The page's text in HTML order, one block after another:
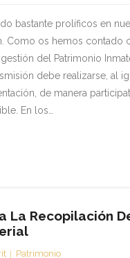
bastante prolíficos en
Como os hemos contado
del Patrimonio
debe realizarse, al
de manera
En los…
La Recopilación
Patrimonio